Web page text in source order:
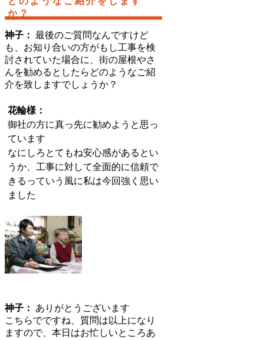
か？
神子： 最後のご質問なんですけど
も、お知り合いの方がもし工事を検
討されていた場合に、街の屋根やさ
んを勧めるとしたらどのようなご紹
介を致しますでしょうか？
花輪様：
御社の方に真っ先に勧めようと思っ
ています
なにしろとてもね安心感があるとい
うか、工事に対して全面的に信頼で
きるっていう風に私は今回強く思い
ました
神子：
ありがとうございます
こちらでですね、質問は以上になり
ますので、本日はお忙しいところあ